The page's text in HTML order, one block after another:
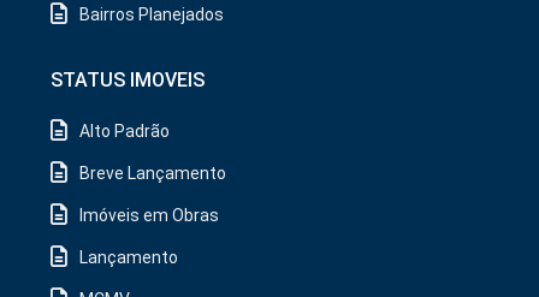
Bairros Planejados
STATUS IMOVEIS
Alto Padrão
Breve Lançamento
Imóveis em Obras
Lançamento